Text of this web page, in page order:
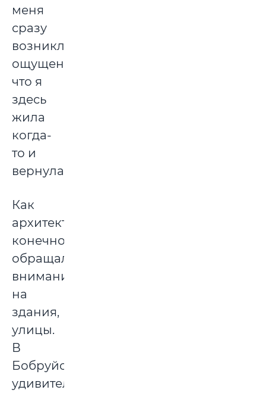
меня
сразу
возникло
ощущение,
что я
здесь
жила
когда-
то и
вернулась.
Как
архитектор,
конечно,
обращала
внимание
на
здания,
улицы.
В
Бобруйске
удивительное